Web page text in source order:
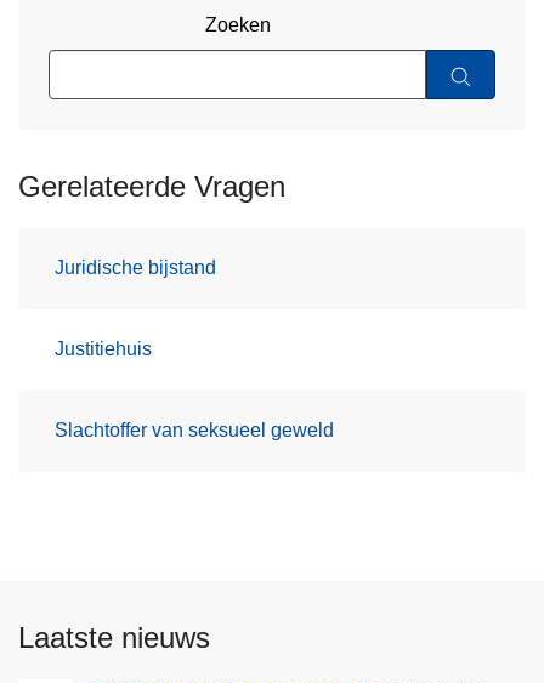
Zoeken
Gerelateerde Vragen
Juridische bijstand
Justitiehuis
Slachtoffer van seksueel geweld
Laatste nieuws